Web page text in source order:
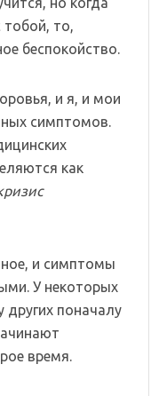
тобой, то,
беспокойство.
и я, и мои
симптомов.
как
и симптомы
У некоторых
других поначалу
время.